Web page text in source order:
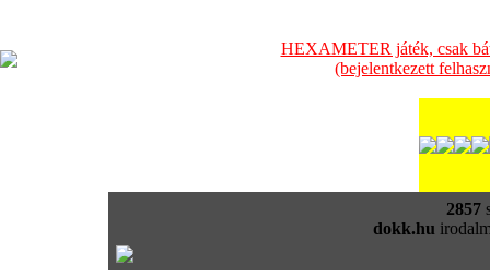
HEXAMETER játék, csak
(bejelentkezett
2857
dokk.hu